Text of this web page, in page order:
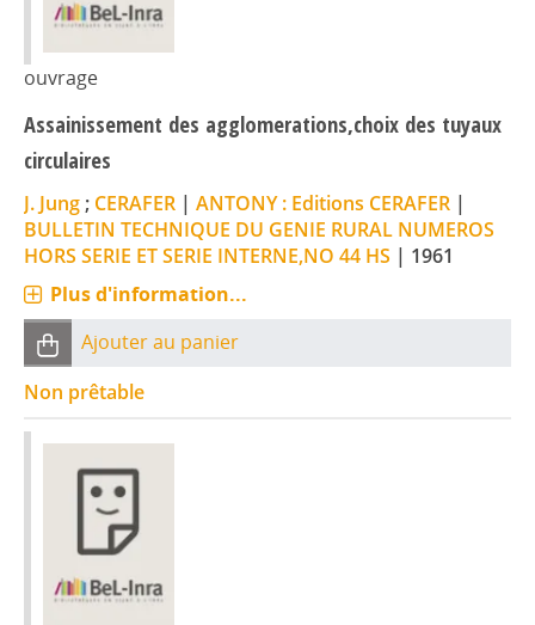
ouvrage
Assainissement des agglomerations,choix des tuyaux
circulaires
J. Jung ; CERAFER | ANTONY : Editions CERAFER |
BULLETIN TECHNIQUE DU GENIE RURAL NUMEROS
HORS SERIE ET SERIE INTERNE,NO 44 HS | 1961
Plus d'information...
Ajouter au panier
Non prêtable